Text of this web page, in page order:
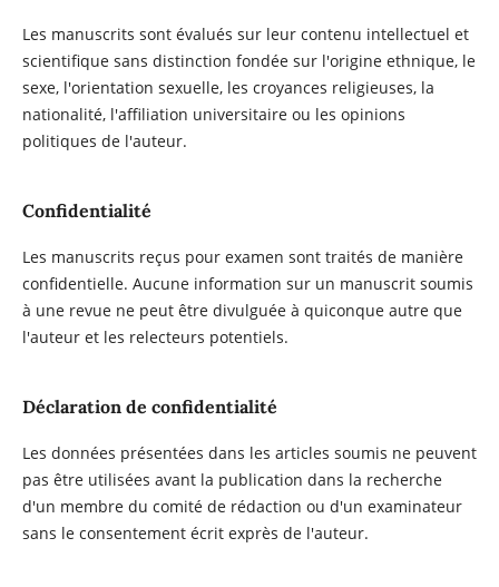
Les manuscrits sont évalués sur leur contenu intellectuel et
scientifique sans distinction fondée sur l'origine ethnique, le
sexe, l'orientation sexuelle, les croyances religieuses, la
nationalité, l'affiliation universitaire ou les opinions
politiques de l'auteur.
Confidentialité
Les manuscrits reçus pour examen sont traités de manière
confidentielle. Aucune information sur un manuscrit soumis
à une revue ne peut être divulguée à quiconque autre que
l'auteur et les relecteurs potentiels.
Déclaration de confidentialité
Les données présentées dans les articles soumis ne peuvent
pas être utilisées avant la publication dans la recherche
d'un membre du comité de rédaction ou d'un examinateur
sans le consentement écrit exprès de l'auteur.